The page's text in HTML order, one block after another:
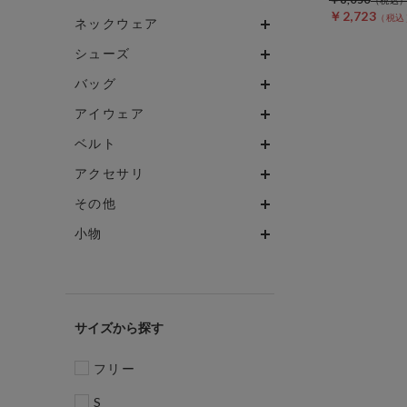
ネックウェア
シューズ
バッグ
アイウェア
ベルト
アクセサリ
その他
小物
サイズ
フリー
S
￥2,723